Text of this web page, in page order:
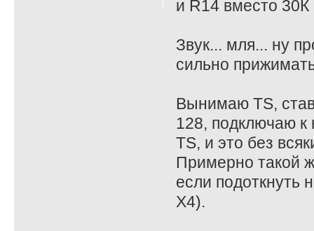
и R14 вместо 30К
Звук... мля... ну
сильно
Вынимаю TS,
128, подключаю к
TS, и это без
Примерно такой
если подоткнуть
X4).